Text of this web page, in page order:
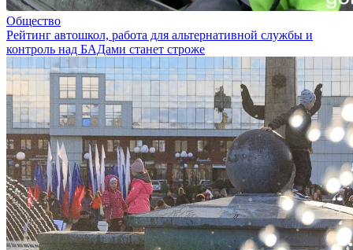
Общество
Рейтинг автошкол, работа для альтернативной службы и
контроль над БАДами станет строже